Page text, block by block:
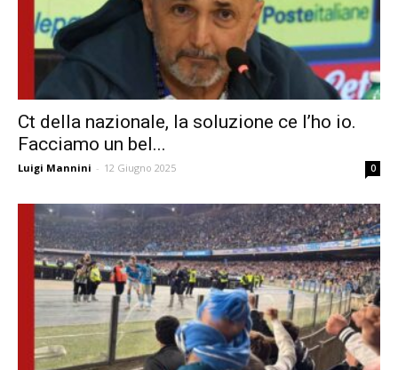
Ct della nazionale, la soluzione ce l’ho io.
Facciamo un bel...
Luigi Mannini - 12 Giugno 2025 0